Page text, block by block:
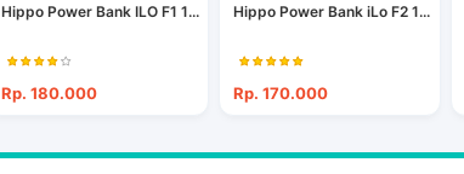
Hippo Power Bank ILO F1 1...
Rp. 180.000
Hippo Power Bank iLo F2 1...
Rp. 170.000